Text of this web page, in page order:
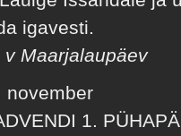
igavesti.
v Maarjalaupäev
november
1.